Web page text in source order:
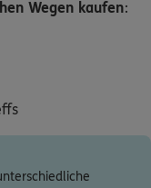
Wegen kaufen: